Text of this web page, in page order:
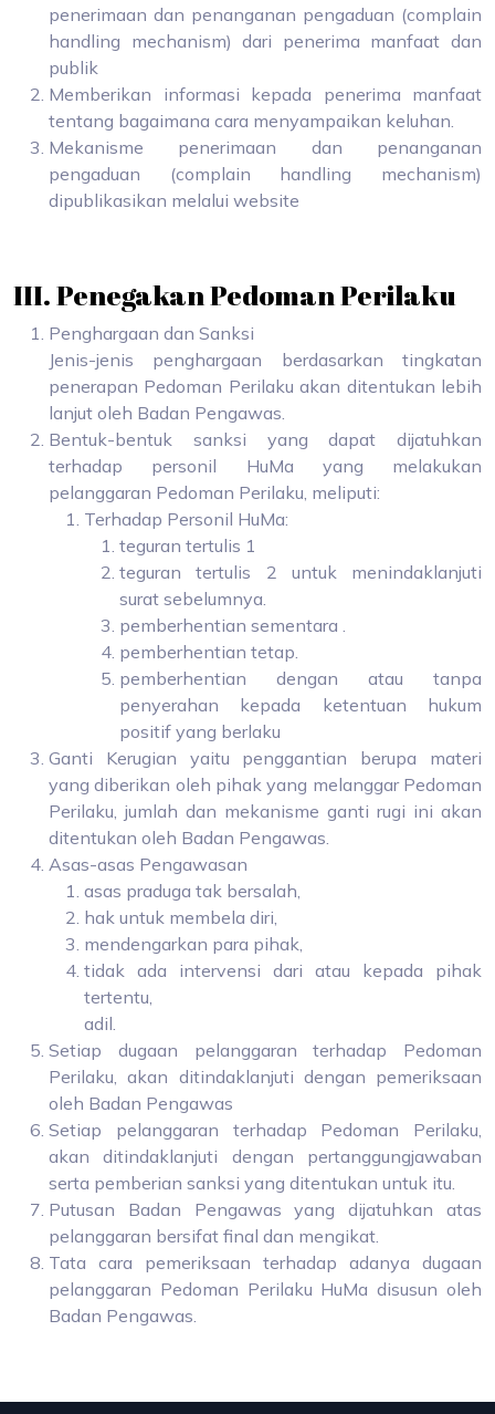
penerimaan dan penanganan pengaduan (complain
handling mechanism) dari penerima manfaat dan
publik
Memberikan informasi kepada penerima manfaat
tentang bagaimana cara menyampaikan keluhan.
Mekanisme penerimaan dan penanganan
pengaduan (complain handling mechanism)
dipublikasikan melalui website
III. Penegakan Pedoman Perilaku
Penghargaan dan Sanksi
Jenis-jenis penghargaan berdasarkan tingkatan
penerapan Pedoman Perilaku akan ditentukan lebih
lanjut oleh Badan Pengawas.
Bentuk-bentuk sanksi yang dapat dijatuhkan
terhadap personil HuMa yang melakukan
pelanggaran Pedoman Perilaku, meliputi:
Terhadap Personil HuMa:
teguran tertulis 1
teguran tertulis 2 untuk menindaklanjuti
surat sebelumnya.
pemberhentian sementara .
pemberhentian tetap.
pemberhentian dengan atau tanpa
penyerahan kepada ketentuan hukum
positif yang berlaku
Ganti Kerugian yaitu penggantian berupa materi
yang diberikan oleh pihak yang melanggar Pedoman
Perilaku, jumlah dan mekanisme ganti rugi ini akan
ditentukan oleh Badan Pengawas.
Asas-asas Pengawasan
asas praduga tak bersalah,
hak untuk membela diri,
mendengarkan para pihak,
tidak ada intervensi dari atau kepada pihak
tertentu,
adil.
Setiap dugaan pelanggaran terhadap Pedoman
Perilaku, akan ditindaklanjuti dengan pemeriksaan
oleh Badan Pengawas
Setiap pelanggaran terhadap Pedoman Perilaku,
akan ditindaklanjuti dengan pertanggungjawaban
serta pemberian sanksi yang ditentukan untuk itu.
Putusan Badan Pengawas yang dijatuhkan atas
pelanggaran bersifat final dan mengikat.
Tata cara pemeriksaan terhadap adanya dugaan
pelanggaran Pedoman Perilaku HuMa disusun oleh
Badan Pengawas.